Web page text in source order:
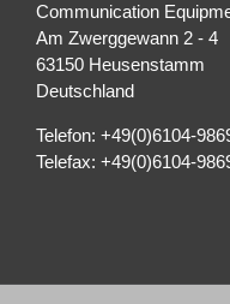
Communication
Am Zwerggewann 2 ‐ 4
63150 Heusenstamm
Deutschland
Telefon: +49(0)6104-
Telefax: +49(0)6104-